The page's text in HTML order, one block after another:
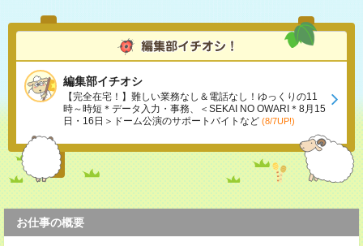
編集部イチオシ
【完全在宅！】難しい業務なし＆電話なし！ゆっくりの11
時～時短＊データ入力・事務、＜SEKAI NO OWARI＊8月15
日・16日＞ドーム公演のサポートバイトなど (8/7UP!)
お仕事の概要